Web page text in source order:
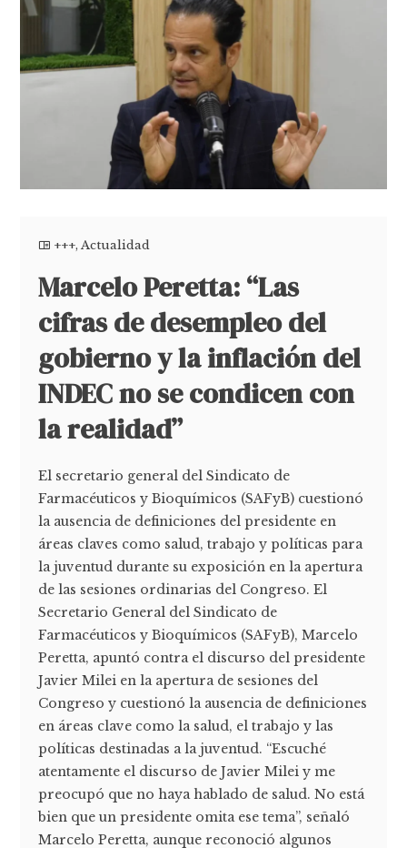
+++,Actualidad
Marcelo Peretta: “Las
cifras de desempleo del
gobierno y la inflación del
INDEC no se condicen con
la realidad”
El secretario general del Sindicato de
Farmacéuticos y Bioquímicos (SAFyB) cuestionó
la ausencia de definiciones del presidente en
áreas claves como salud, trabajo y políticas para
la juventud durante su exposición en la apertura
de las sesiones ordinarias del Congreso. El
Secretario General del Sindicato de
Farmacéuticos y Bioquímicos (SAFyB), Marcelo
Peretta, apuntó contra el discurso del presidente
Javier Milei en la apertura de sesiones del
Congreso y cuestionó la ausencia de definiciones
en áreas clave como la salud, el trabajo y las
políticas destinadas a la juventud. “Escuché
atentamente el discurso de Javier Milei y me
preocupó que no haya hablado de salud. No está
bien que un presidente omita ese tema”, señaló
Marcelo Peretta, aunque reconoció algunos